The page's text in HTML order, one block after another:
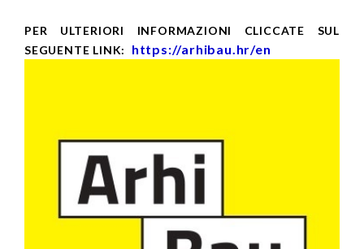
PER ULTERIORI INFORMAZIONI CLICCATE SUL
SEGUENTE LINK:
https://arhibau.hr/en